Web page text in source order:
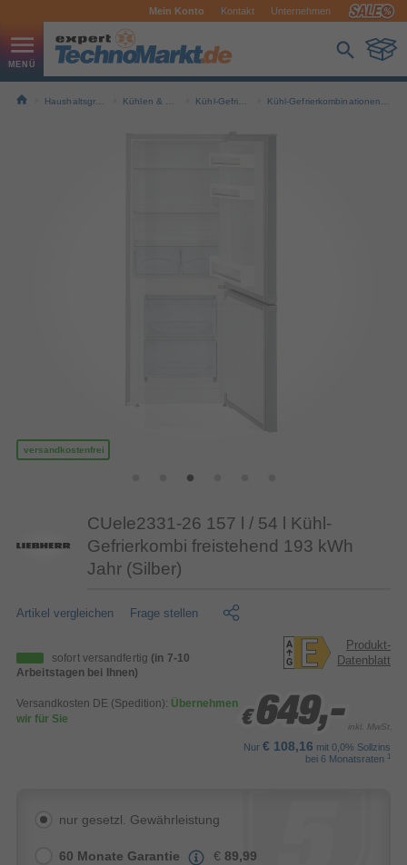
Mein Konto Kontakt Unternehmen
versandkostenfrei
CUele2331-26 157 l / 54 l Kühl-
Gefrierkombi freistehend 193 kWh
Jahr (Silber)
Artikel vergleichen Frage stellen
sofort versandfertig (in 7-10
Arbeitstagen bei Ihnen)
Versandkosten DE (Spedition): Übernehmen
wir für Sie
Produkt-
Datenblatt
€ 649,-
€ 649,-
€ 649,- inkl. MwSt.
Nur € 108,16 mit 0,0% Sollzins
bei 6 Monatsraten 1
nur gesetzl. Gewährleistung
60 Monate Garantie € 89,99